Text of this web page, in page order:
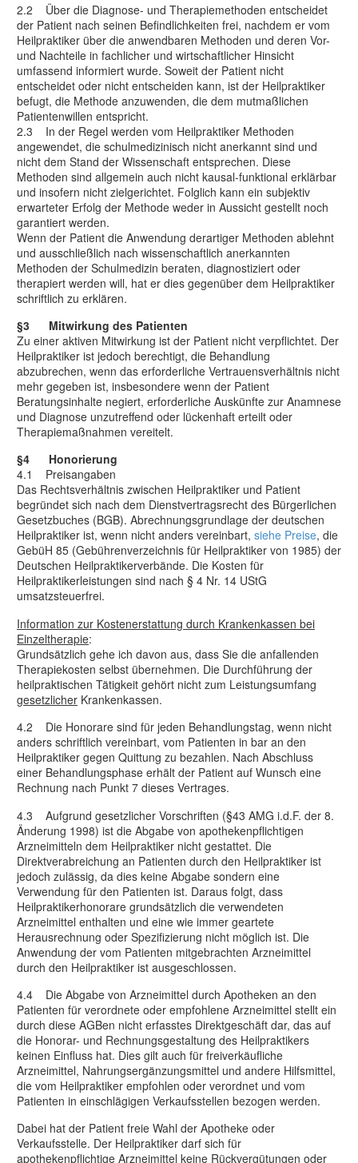
2.2 Über die Diagnose- und Therapiemethoden entscheidet
der Patient nach seinen Befindlichkeiten frei, nachdem er vom
Heilpraktiker über die anwendbaren Methoden und deren Vor-
und Nachteile in fachlicher und wirtschaftlicher Hinsicht
umfassend informiert wurde. Soweit der Patient nicht
entscheidet oder nicht entscheiden kann, ist der Heilpraktiker
befugt, die Methode anzuwenden, die dem mutmaßlichen
Patientenwillen entspricht.
2.3 In der Regel werden vom Heilpraktiker Methoden
angewendet, die schulmedizinisch nicht anerkannt sind und
nicht dem Stand der Wissenschaft entsprechen. Diese
Methoden sind allgemein auch nicht kausal-funktional erklärbar
und insofern nicht zielgerichtet. Folglich kann ein subjektiv
erwarteter Erfolg der Methode weder in Aussicht gestellt noch
garantiert werden.
Wenn der Patient die Anwendung derartiger Methoden ablehnt
und ausschließlich nach wissenschaftlich anerkannten
Methoden der Schulmedizin beraten, diagnostiziert oder
therapiert werden will, hat er dies gegenüber dem Heilpraktiker
schriftlich zu erklären.
§3 Mitwirkung des Patienten
Zu einer aktiven Mitwirkung ist der Patient nicht verpflichtet. Der
Heilpraktiker ist jedoch berechtigt, die Behandlung
abzubrechen, wenn das erforderliche Vertrauensverhältnis nicht
mehr gegeben ist, insbesondere wenn der Patient
Beratungsinhalte negiert, erforderliche Auskünfte zur Anamnese
und Diagnose unzutreffend oder lückenhaft erteilt oder
Therapiemaßnahmen vereitelt.
§4 Honorierung
4.1 Preisangaben
Das Rechtsverhältnis zwischen Heilpraktiker und Patient
begründet sich nach dem Dienstvertragsrecht des Bürgerlichen
Gesetzbuches (BGB). Abrechnungsgrundlage der deutschen
Heilpraktiker ist, wenn nicht anders vereinbart, siehe Preise, die
GebüH 85 (Gebührenverzeichnis für Heilpraktiker von 1985) der
Deutschen Heilpraktikerverbände. Die Kosten für
Heilpraktikerleistungen sind nach § 4 Nr. 14 UStG
umsatzsteuerfrei.
Information zur Kostenerstattung durch Krankenkassen bei
Einzeltherapie:
Grundsätzlich gehe ich davon aus, dass Sie die anfallenden
Therapiekosten selbst übernehmen. Die Durchführung der
heilpraktischen Tätigkeit gehört nicht zum Leistungsumfang
gesetzlicher Krankenkassen.
4.2 Die Honorare sind für jeden Behandlungstag, wenn nicht
anders schriftlich vereinbart, vom Patienten in bar an den
Heilpraktiker gegen Quittung zu bezahlen. Nach Abschluss
einer Behandlungsphase erhält der Patient auf Wunsch eine
Rechnung nach Punkt 7 dieses Vertrages.
4.3 Aufgrund gesetzlicher Vorschriften (§43 AMG i.d.F. der 8.
Änderung 1998) ist die Abgabe von apothekenpflichtigen
Arzneimitteln dem Heilpraktiker nicht gestattet. Die
Direktverabreichung an Patienten durch den Heilpraktiker ist
jedoch zulässig, da dies keine Abgabe sondern eine
Verwendung für den Patienten ist. Daraus folgt, dass
Heilpraktikerhonorare grundsätzlich die verwendeten
Arzneimittel enthalten und eine wie immer geartete
Herausrechnung oder Spezifizierung nicht möglich ist. Die
Anwendung der vom Patienten mitgebrachten Arzneimittel
durch den Heilpraktiker ist ausgeschlossen.
4.4 Die Abgabe von Arzneimittel durch Apotheken an den
Patienten für verordnete oder empfohlene Arzneimittel stellt ein
durch diese AGBen nicht erfasstes Direktgeschäft dar, das auf
die Honorar- und Rechnungsgestaltung des Heilpraktikers
keinen Einfluss hat. Dies gilt auch für freiverkäufliche
Arzneimittel, Nahrungsergänzungsmittel und andere Hilfsmittel,
die vom Heilpraktiker empfohlen oder verordnet und vom
Patienten in einschlägigen Verkaufsstellen bezogen werden.
Dabei hat der Patient freie Wahl der Apotheke oder
Verkaufsstelle. Der Heilpraktiker darf sich für
apothekenpflichtige Arzneimittel keine Rückvergütungen oder